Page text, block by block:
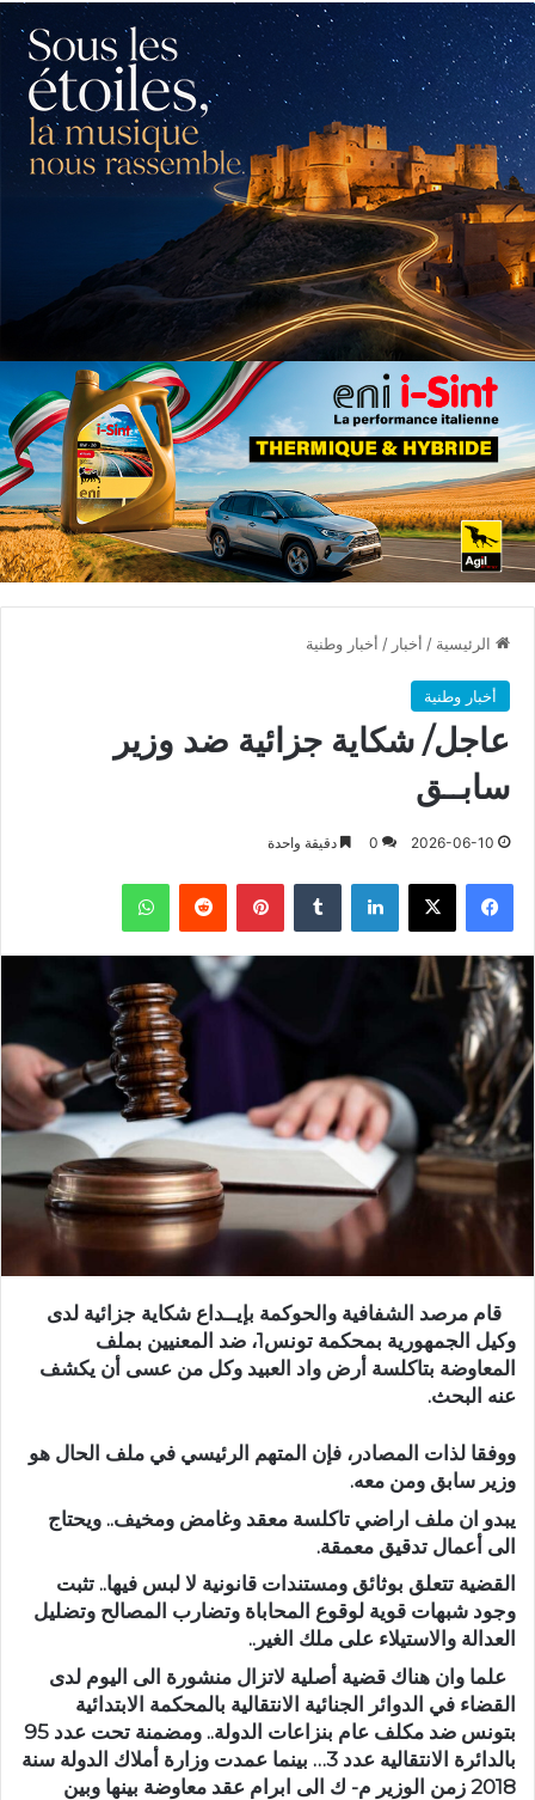
الرئيسية / أخبار / أخبار وطنية
أخبار وطنية
عاجل/ شكاية جزائية ضد وزير
سابــق
2026-06-10
0 دقيقة واحدة
فيسبوك X لينكدإن بينتيريست واتساب
قام مرصد الشفافية والحوكمة بإيــداع شكاية جزائية لدى
وكيل الجمهورية بمحكمة تونس1، ضد المعنيين بملف
المعاوضة بتاكلسة أرض واد العبيد وكل من عسى أن يكشف
عنه البحث.
ووفقا لذات المصادر، فإن المتهم الرئيسي في ملف الحال هو
وزير سابق ومن معه.
يبدو ان ملف اراضي تاكلسة معقد وغامض ومخيف.. ويحتاج
الى أعمال تدقيق معمقة.
القضية تتعلق بوثائق ومستندات قانونية لا لبس فيها.. تثبت
وجود شبهات قوية لوقوع المحاباة وتضارب المصالح وتضليل
العدالة والاستيلاء على ملك الغير..
علما وان هناك قضية أصلية لاتزال منشورة الى اليوم لدى
القضاء في الدوائر الجنائية الانتقالية بالمحكمة الابتدائية
بتونس ضد مكلف عام بنزاعات الدولة.. ومضمنة تحت عدد 95
بالدائرة الانتقالية عدد 3… بينما عمدت وزارة أملاك الدولة سنة
2018 زمن الوزير م- ك الى ابرام عقد معاوضة بينها وبين